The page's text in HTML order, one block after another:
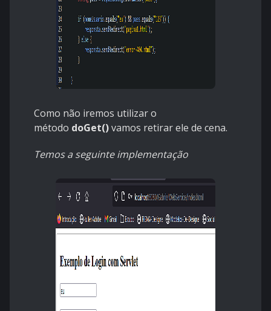
Como não iremos utilizar o
método doGet()vamos retirar ele de cena.
Temos a seguinte implementação